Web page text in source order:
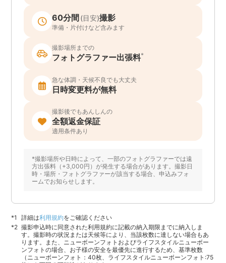
60分間(目安)撮影
準備・片付けなど含みます
撮影場所までの
フォトグラファー出張料*
急な体調・天候不良でも大丈夫
日時変更料が無料
撮影後でもあんしんの
全額返金保証
適用条件あり
*撮影場所や日時によって、一部のフォトグラファーでは遠
方出張料（+3,000円）が発生する場合があります。撮影日
時・場所・フォトグラファーが該当する場合、申込みフォ
ームでお知らせします。
詳細は利用規約をご確認ください
撮影申込時に同意された利用規約に記載の納入期限までに納入しま
す。撮影時の状況または天候等により、当該枚数に達しない場合もあ
ります。また、ニューボーンフォトおよびライフスタイルニューボー
ンフォトの場合、お子様の安全を最優先に進行するため、基準枚数
（ニューボーンフォト：40枚、ライフスタイルニューボーンフォト:75